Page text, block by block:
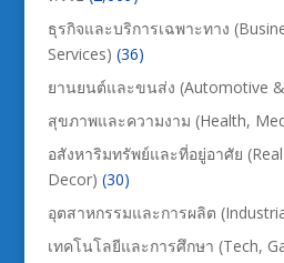
ธุรกิจและบริการเฉพาะทาง
Services) (36)
ยานยนต์และขนส่ง (Automotive
สุขภาพและความงาม (Health,
อสังหาริมทรัพย์และที่อยู่อาศัย
Decor) (30)
อุตสาหกรรมและการผลิต
เทคโนโลยีและการศึกษา (Tech,